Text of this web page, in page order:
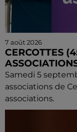
7 août 2026
CERCOTTES
Samedi 5
associations de
associations.